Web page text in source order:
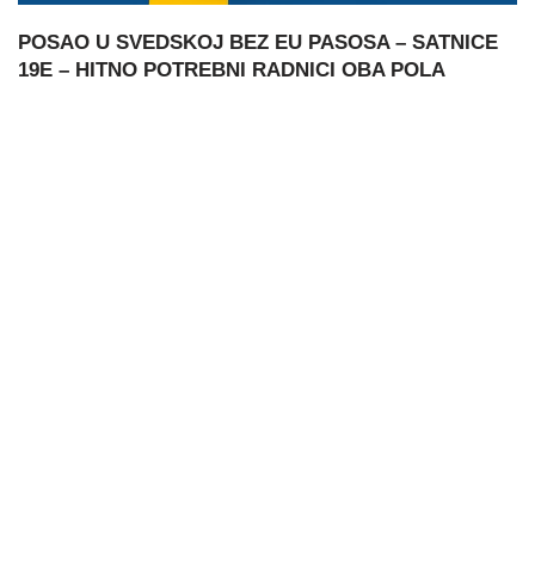
POSAO U SVEDSKOJ BEZ EU PASOSA – SATNICE
19E – HITNO POTREBNI RADNICI OBA POLA